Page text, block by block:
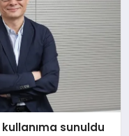
sunuldu